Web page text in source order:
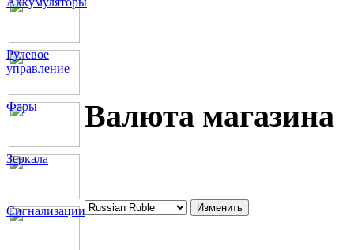
Рулевое
управление
Фары
Зеркала
Сигнализации
Валюта магазина